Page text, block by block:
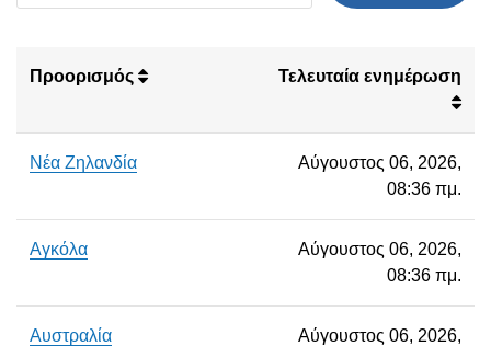
Προορισμός Τελευταία ενημέρωση
Νέα Ζηλανδία
Αύγουστος 06, 2026,
08:36 πμ.
Αγκόλα
Αύγουστος 06, 2026,
08:36 πμ.
Αυστραλία
Αύγουστος 06, 2026,